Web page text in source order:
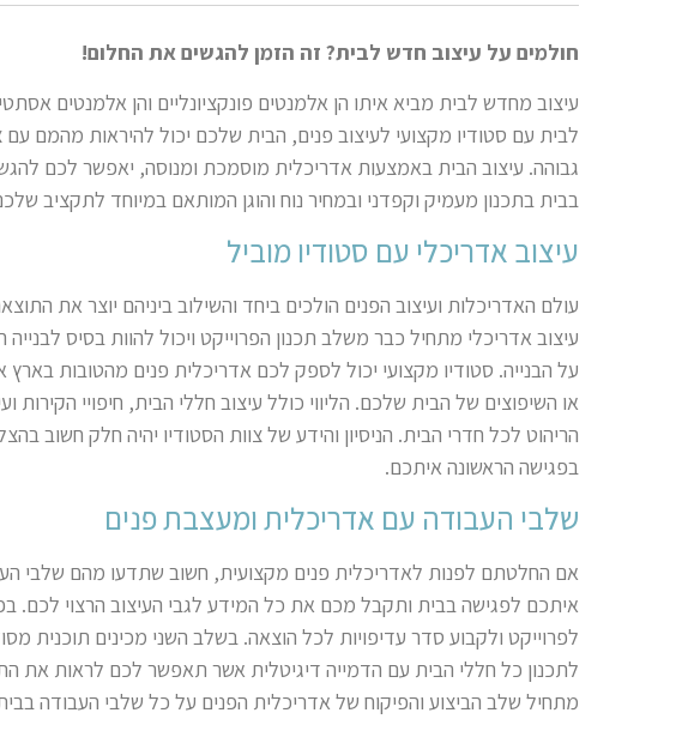
חולמים על עיצוב חדש לבית? זה הזמן להגשים את החלום!
עיצוב מחדש לבית מביא איתו הן אלמנטים פונקציונליים והן אלמנטים
לבית עם סטודיו מקצועי לעיצוב פנים, הבית שלכם יכול להיראות מהמם
גבוהה. עיצוב הבית באמצעות אדריכלית מוסמכת ומנוסה, יאפשר לכם
בבית בתכנון מעמיק וקפדני ובמחיר נוח והוגן המותאם במיוחד לתקציב
עיצוב אדריכלי עם סטודיו מוביל
עולם האדריכלות ועיצוב הפנים הולכים ביחד והשילוב ביניהם יוצר את
עיצוב אדריכלי מתחיל כבר משלב תכנון הפרוייקט ויכול להוות בסיס
על הבנייה. סטודיו מקצועי יכול לספק לכם אדריכלית פנים מהטובות
או השיפוצים של הבית שלכם. הליווי כולל עיצוב חללי הבית, חיפויי הקירות
הריהוט לכל חדרי הבית. הניסיון והידע של צוות הסטודיו יהיה חלק חשוב
בפגישה הראשונה איתכם.
שלבי העבודה עם אדריכלית ומעצבת פנים
אם החלטתם לפנות לאדריכלית פנים מקצועית, חשוב שתדעו מהם שלבי
איתכם לפגישה בבית ותקבל מכם את כל המידע לגבי העיצוב הרצוי לכם.
לפרוייקט ולקבוע סדר עדיפויות לכל הוצאה. בשלב השני מכינים תוכנית
לתכנון כל חללי הבית עם הדמייה דיגיטלית אשר תאפשר לכם לראות את
מתחיל שלב הביצוע והפיקוח של אדריכלית הפנים על כל שלבי העבודה